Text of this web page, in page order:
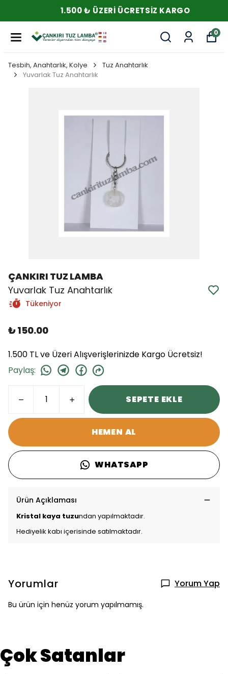
1.500 ₺ ÜZERI ÜCRETSIZ KARGO
0
Tesbih, Anahtarlık, Kolye
Tuz Anahtarlık
Yuvarlak Tuz Anahtarlık
ÇANKIRI TUZ LAMBA
Yuvarlak Tuz Anahtarlık
Tükeniyor
₺ 150.00
1.500 TL ve Üzeri Alışverişlerinizde Kargo Ücretsiz!
Paylaş:
SEPETE EKLE
HEMEN AL
WHATSAPP
Ürün Açıklaması
Kristal kaya tuzundan yapılmaktadır.
Hediyelik kabı içerisinde satılmaktadır.
Yorumlar Yorum Yap
Bu ürün için henüz yorum yapılmamış.
Çok Satanlar